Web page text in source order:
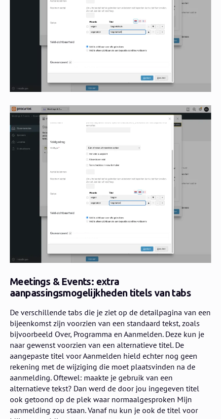
Meetings & Events: extra
aanpassingsmogelijkheden titels van tabs
De verschillende tabs die je ziet op de detailpagina van een
bijeenkomst zijn voorzien van een standaard tekst, zoals
bijvoorbeeld Over, Programma en Aanmelden. Deze kun je
naar gewenst voorzien van een alternatieve titel. De
aangepaste titel voor Aanmelden hield echter nog geen
rekening met de wijziging die moet plaatsvinden na de
aanmelding. Oftewel: maakte je gebruik van een
alternatieve tekst? Dan werd de door jou ingegeven titel
ook getoond op de plek waar normaalgesproken Mijn
aanmelding zou staan. Vanaf nu kun je ook de titel voor